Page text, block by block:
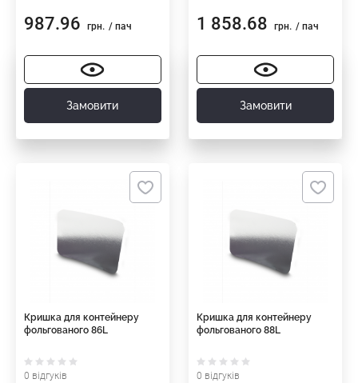
987.96 грн. / пач
Замовити
1 858.68 грн. / пач
Замовити
Кришка для контейнеру
фольгованого 86L
0 відгуків
Кришка для контейнеру
фольгованого 88L
0 відгуків